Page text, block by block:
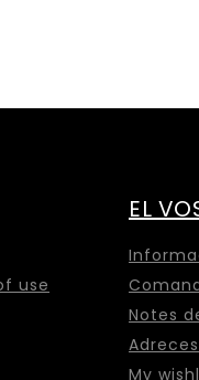
use
EL
Notes
Adreces
My